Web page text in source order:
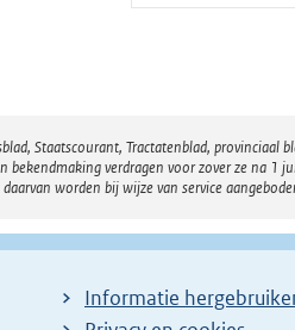
Staatscourant, Tractatenblad,
bekendmaking verdragen voor zover ze na
worden bij wijze van service
Informatie